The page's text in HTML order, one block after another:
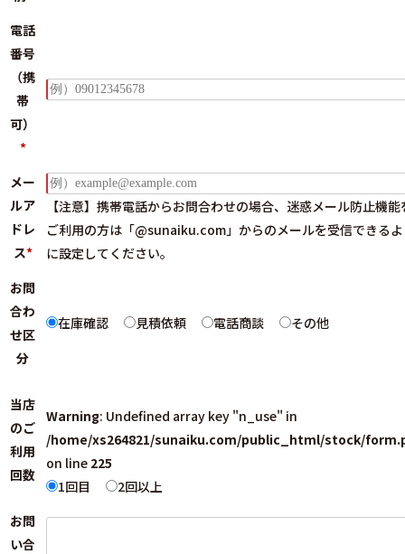
電話
番号
（携
帯
可）
*
メー
ルア
ドレ
ス*
【注意】携帯電話からお問合わせの場合、迷惑メール防止機能
ご利用の方は 「@sunaiku.com」からのメールを受信できる
に設定してください。
お問
合わ
せ区
分
在庫確認 見積依頼 電話商談 その他
当店
のご
利用
回数
Warning: Undefined array key "n_use" in
/home/xs264821/sunaiku.com/public_html/stock/
on line 225
1回目
2回以上
お問
い合